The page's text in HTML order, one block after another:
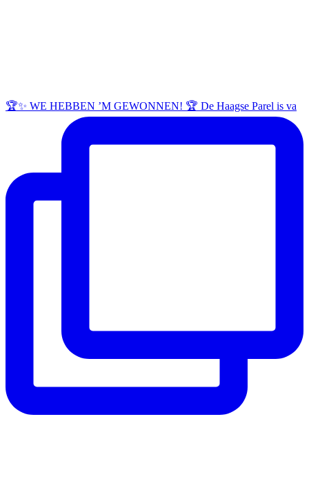
🏆✨ WE HEBBEN ’M GEWONNEN! 🏆 De Haagse Parel is va